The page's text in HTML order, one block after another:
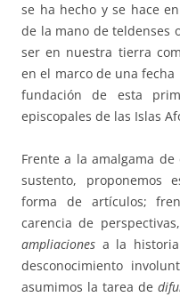
se ha hecho y se hace
de la mano de teldenses
ser en nuestra tierra
en el marco de una
fundación de esta
episcopales de las Islas
Frente a la amalgama
sustento, proponemos
forma de artículos;
carencia de
ampliaciones a la
desconocimiento
asumimos la tarea de